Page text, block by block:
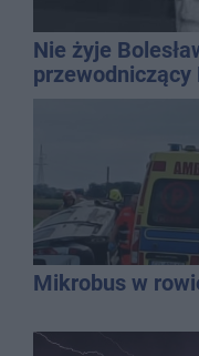
Nie żyje
dyrektor SP 14
Mikrobus w